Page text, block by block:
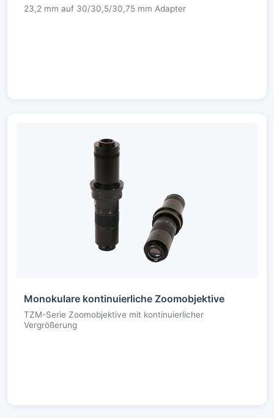
23,2 mm auf 30/30,5/30,75 mm Adapter
Monokulare kontinuierliche Zoomobjektive
TZM-Serie Zoomobjektive mit kontinuierlicher
Vergrößerung